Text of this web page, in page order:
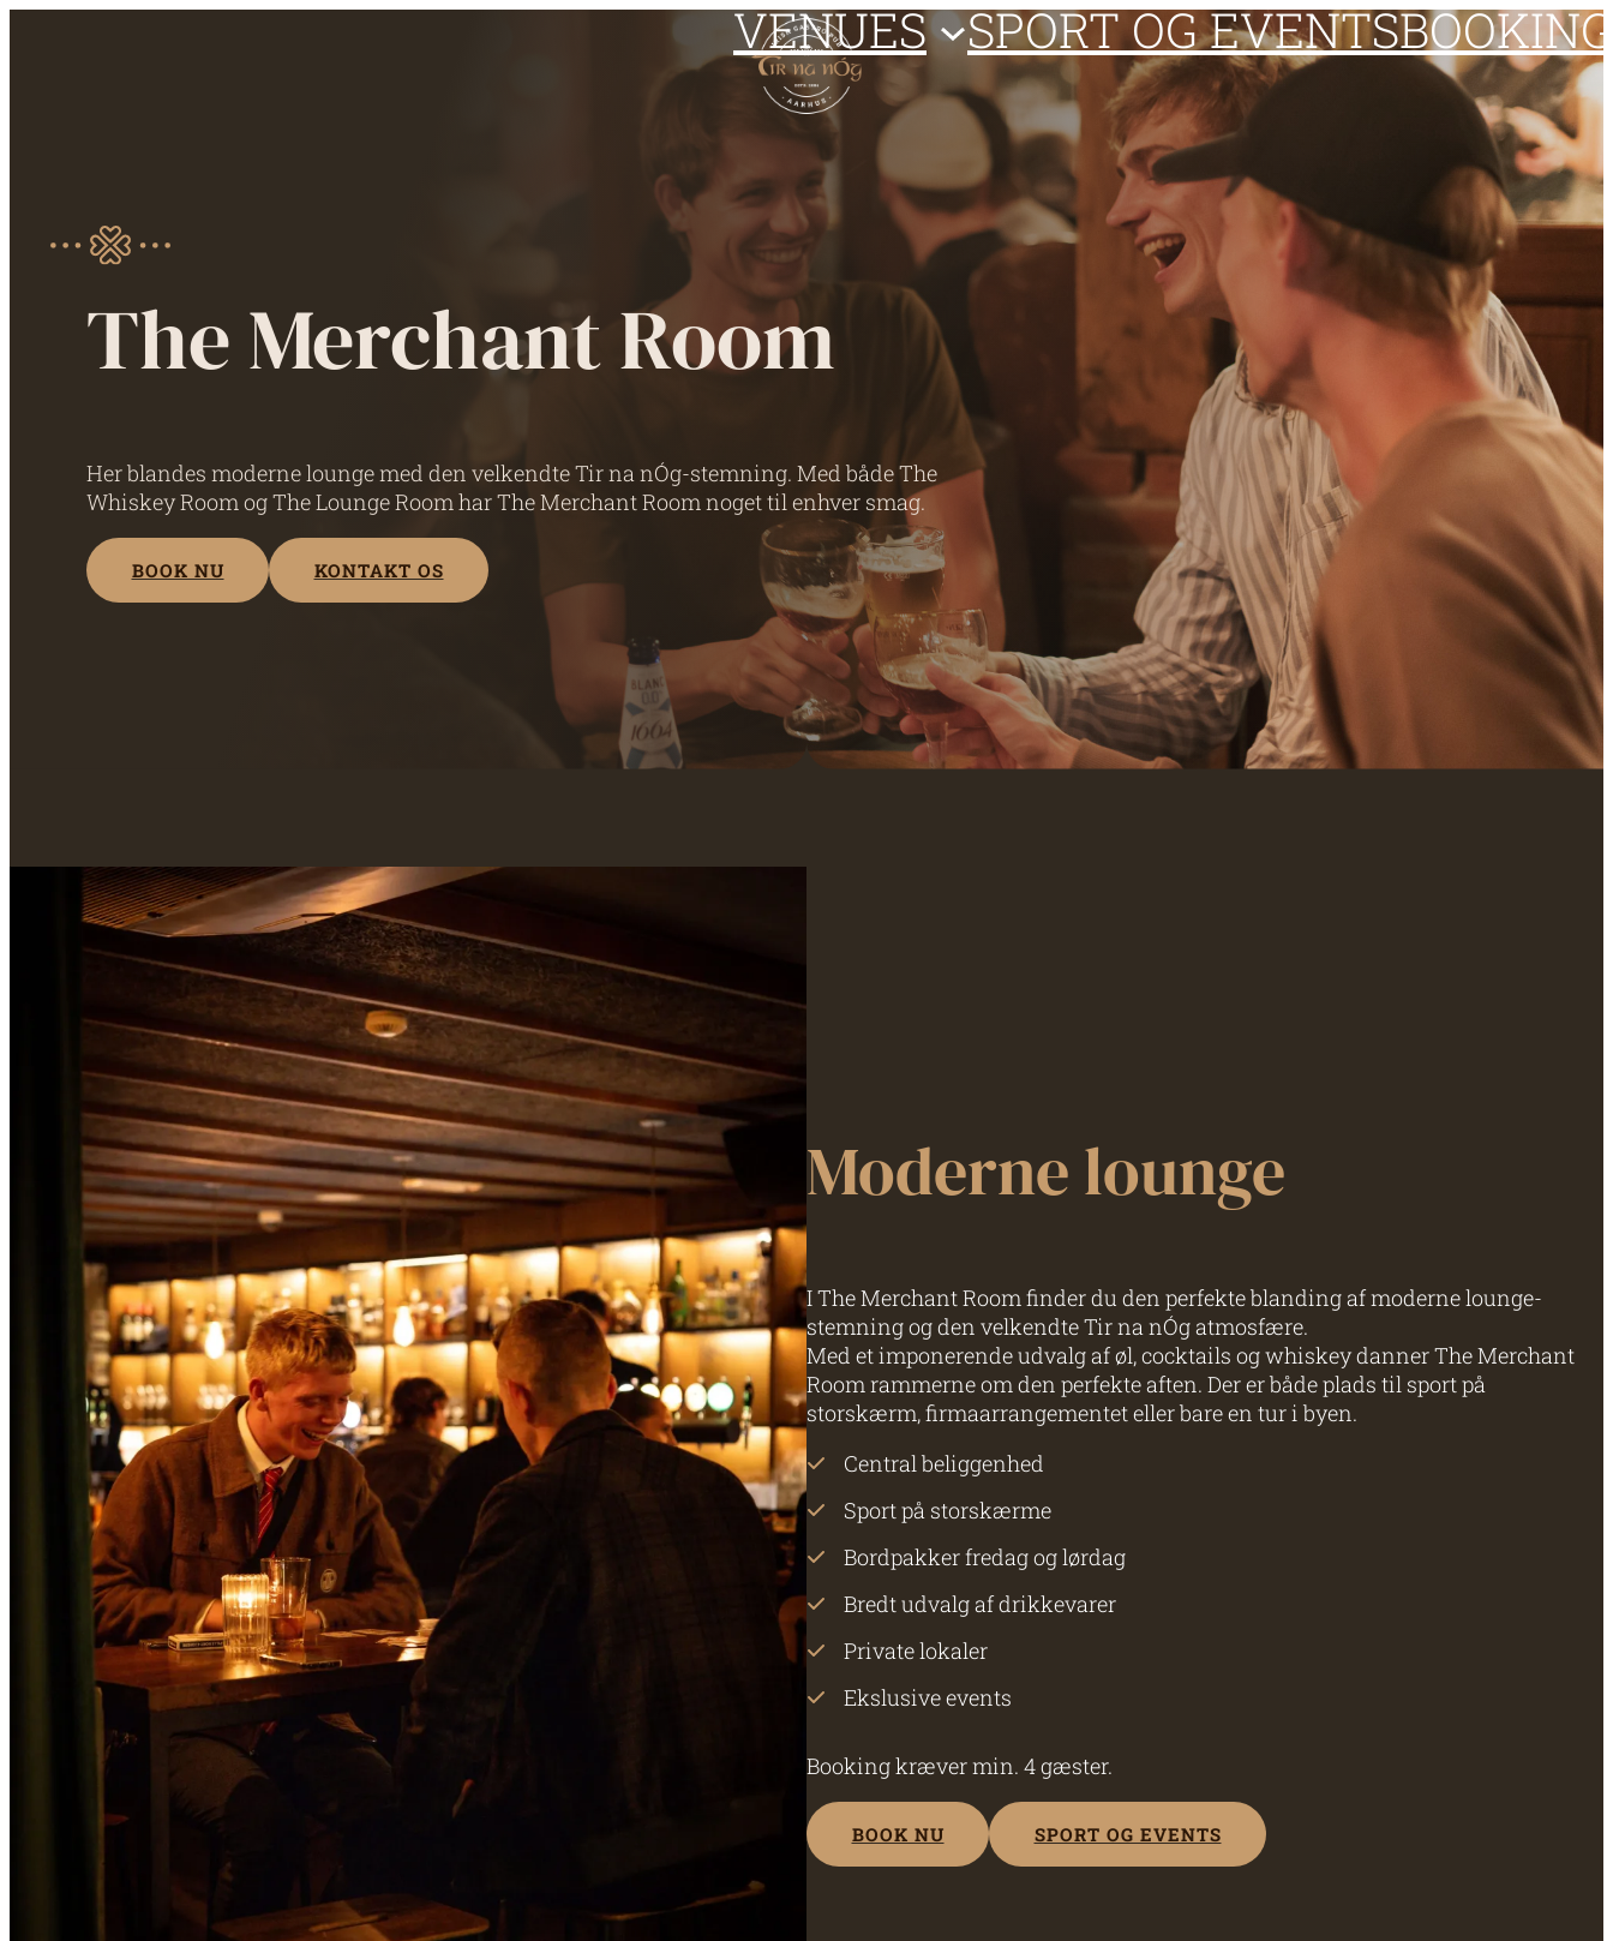
VENUES SPORT OG EVENTSBOOKING
The Merchant Room
Her blandes moderne lounge med den velkendte Tir na nÓg-stemning. Med både The
Whiskey Room og The Lounge Room har The Merchant Room noget til enhver smag.
BOOK NU KONTAKT OS
Moderne lounge
I The Merchant Room finder du den perfekte blanding af moderne lounge-
stemning og den velkendte Tir na nÓg atmosfære.
Med et imponerende udvalg af øl, cocktails og whiskey danner The Merchant
Room rammerne om den perfekte aften. Der er både plads til sport på
storskærm, firmaarrangementet eller bare en tur i byen.
Central beliggenhed
Sport på storskærme
Bordpakker fredag og lørdag
Bredt udvalg af drikkevarer
Private lokaler
Ekslusive events
Booking kræver min. 4 gæster.
BOOK NU SPORT OG EVENTS